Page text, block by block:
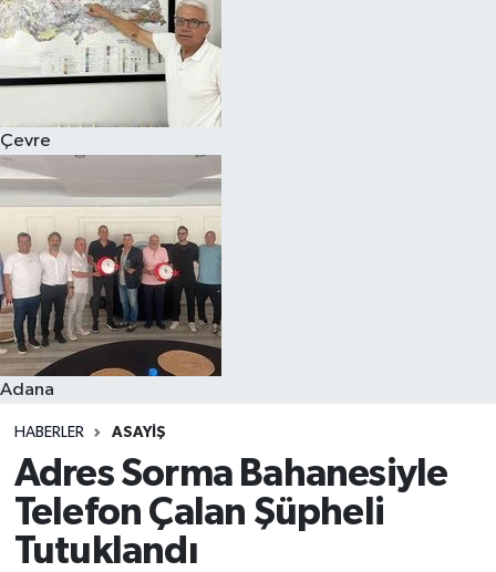
Çevre
Adana
HABERLER ASAYIŞ
Adres Sorma Bahanesiyle
Telefon Çalan Şüpheli
Tutuklandı